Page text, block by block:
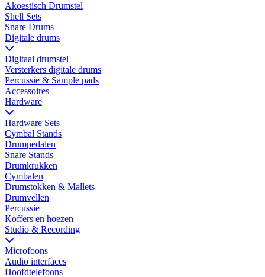
Akoestisch Drumstel
Shell Sets
Snare Drums
Digitale drums
Digitaal drumstel
Versterkers digitale drums
Percussie & Sample pads
Accessoires
Hardware
Hardware Sets
Cymbal Stands
Drumpedalen
Snare Stands
Drumkrukken
Cymbalen
Drumstokken & Mallets
Drumvellen
Percussie
Koffers en hoezen
Studio & Recording
Microfoons
Audio interfaces
Hoofdtelefoons